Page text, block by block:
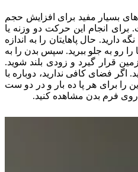
های بسیار مفید برای افزایش حجم
انجام این حرکت دو وزنه یا
دارید. حال پاهایتان را به اندازه
رو به جلو ببرید. سپس بدن را به
قرار گیرد و زودی بلند شوید.
اگر فضای کافی ندارید، دوباره با
را برای هر پا ده بار و در دو ست
روی فرم بدن مشاهده کنید.